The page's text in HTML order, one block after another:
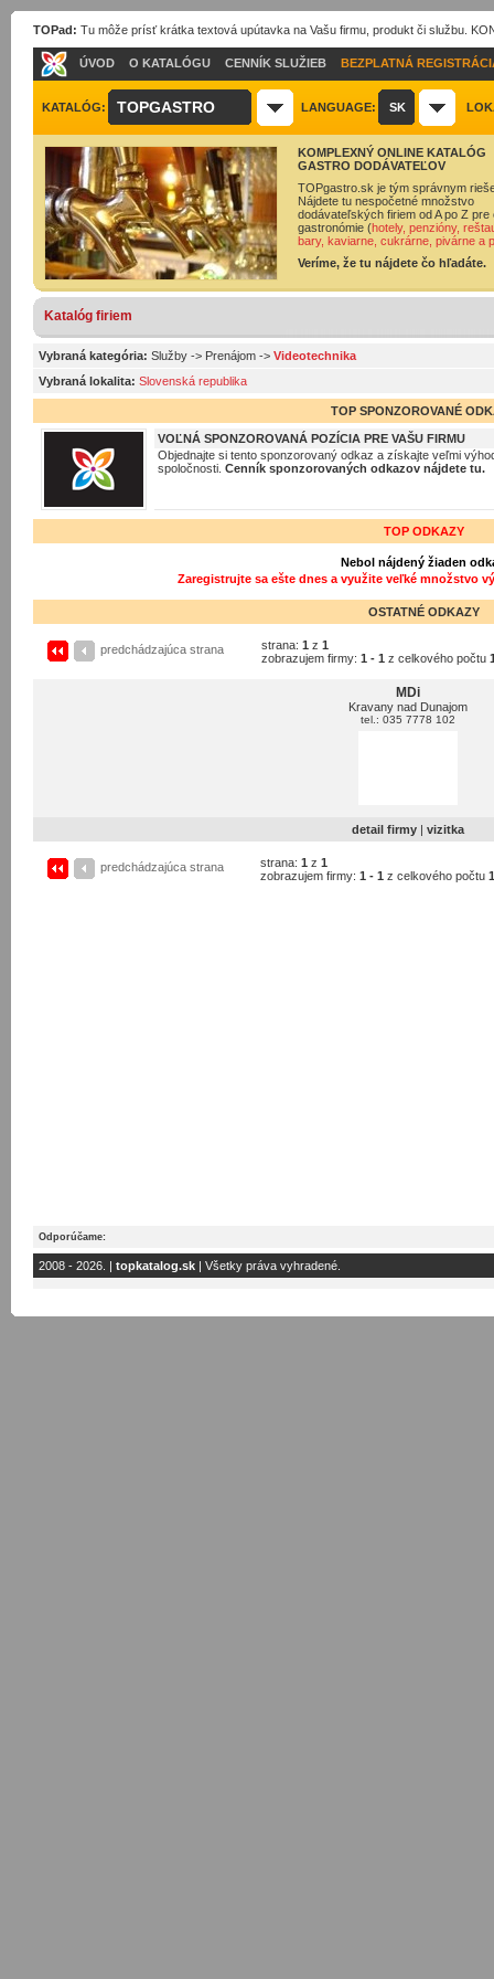
TOPad: Tu môže prísť krátka textová upútavka na Vašu firmu, produkt či službu.
ÚVOD O KATALÓGU CENNÍK SLUŽIEB BEZPLATNÁ
KATALÓG: TOPGASTRO LANGUAGE: SK
KOMPLEXNÝ ONLINE KATALÓG
GASTRO DODÁVATEĽOV
TOPgastro.sk je tým správnym
Nájdete tu nespočetné množstvo
dodávateľských firiem od A po Z pre
gastronómie (hotely, penzióny,
bary, kaviarne, cukrárne, pivárne a
Veríme, že tu nájdete čo hľadáte.
Katalóg firiem
Vybraná kategória: Služby -> Prenájom -> Videotechnika
Vybraná lokalita: Slovenská republika
TOP SPONZOROVANÉ
VOĽNÁ SPONZOROVANÁ POZÍCIA PRE VAŠU FIRMU
Objednajte si tento sponzorovaný odkaz a získajte veľmi
spoločnosti. Cenník sponzorovaných odkazov nájdete tu.
TOP ODKAZY
Nebol nájdený žiaden
Zaregistrujte sa ešte dnes a využite veľké množstvo
OSTATNÉ ODKAZY
predchádzajúca strana strana: 1 z 1
zobrazujem firmy: 1 - 1 z celkového počtu
MDi
Kravany nad Dunajom
tel.: 035 7778 102
detail firmy | vizitka
predchádzajúca strana strana: 1 z 1
zobrazujem firmy: 1 - 1 z celkového počtu 1
Odporúčame:
2008 - 2026. | topkatalog.sk | Všetky práva vyhradené.